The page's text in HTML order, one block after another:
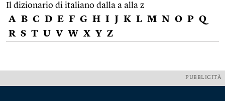
Il dizionario di italiano dalla a alla z
A B C D E F G H I J K L M N O P Q
R S T U V W X Y Z
PUBBLICITÀ